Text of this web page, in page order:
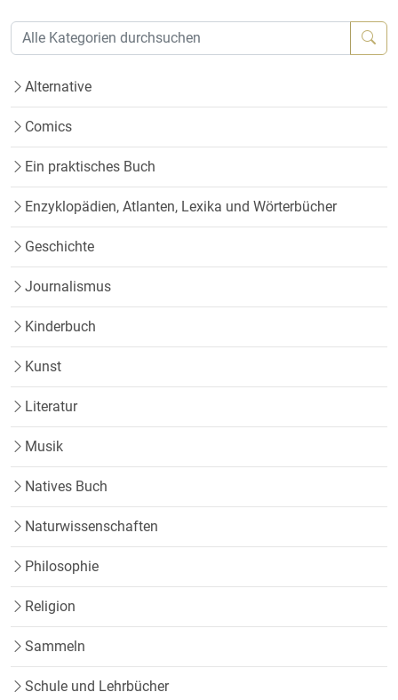
Alternative
Comics
Ein praktisches Buch
Enzyklopädien, Atlanten, Lexika und Wörterbücher
Geschichte
Journalismus
Kinderbuch
Kunst
Literatur
Musik
Natives Buch
Naturwissenschaften
Philosophie
Religion
Sammeln
Schule und Lehrbücher